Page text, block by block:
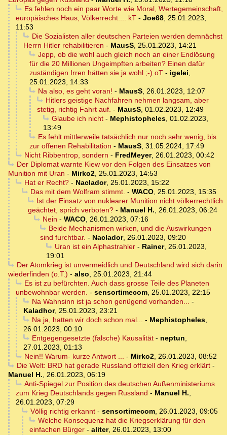
Es fehlen noch ein paar Worte wie Moral, Wertegemeinschaft,
europäisches Haus, Völkerrecht.... kT - Joe68, 25.01.2023,
11:53
Die Sozialisten aller deutschen Parteien werden demnächst
Herrn Hitler rehabilitieren - MausS, 25.01.2023, 14:21
Jepp, ob die wohl auch gleich noch an einer Endlösung
für die 20 Millionen Ungeimpften arbeiten? Einen dafür
zuständigen Irren hätten sie ja wohl ;-) oT - igelei,
25.01.2023, 14:33
Na also, es geht voran! - MausS, 26.01.2023, 12:07
Hitlers geistige Nachfahren nehmen langsam, aber
stetig, richtig Fahrt auf. - MausS, 01.02.2023, 12:49
Glaube ich nicht- Mephistopheles, 01.02.2023,
13:49
Es fehlt mittlerweile tatsächlich nur noch sehr wenig, bis
zur offenen Rehabilitation - MausS, 31.05.2024, 17:49
Nicht Ribbentrop, sondern - FredMeyer, 26.01.2023, 00:42
Der Diplomat warnte Kiew vor den Folgen des Einsatzes von
Munition mit Uran - Mirko2, 25.01.2023, 14:53
Hat er Recht?- Naclador, 25.01.2023, 15:22
Das mit dem Wolfram stimmt. - WACO, 25.01.2023, 15:35
Ist der Einsatz von nuklearer Munition nicht völkerrechtlich
geächtet, sprich verboten? - Manuel H., 26.01.2023, 06:24
Nein - WACO, 26.01.2023, 07:16
Beide Mechanismen wirken, und die Auswirkungen
sind furchtbar. - Naclador, 26.01.2023, 09:20
Uran ist ein Alphastrahler- Rainer, 26.01.2023,
19:01
Der Atomkrieg ist unvermeidlich und Deutschland wird sich darin
wiederfinden (o.T.) - also, 25.01.2023, 21:44
Es ist zu befürchten. Auch dass grosse Teile des Planeten
unbewohnbar werden. - sensortimecom, 25.01.2023, 22:15
Na Wahnsinn ist ja schon genügend vorhanden... -
Kaladhor, 25.01.2023, 23:21
Na ja, hatten wir doch schon mal... - Mephistopheles,
26.01.2023, 00:10
Entgegengesetzte (falsche) Kausalität- neptun,
27.01.2023, 01:13
Nein!! Warum- kurze Antwort ... - Mirko2, 26.01.2023, 08:52
Die Welt: BRD hat gerade Russland offiziell den Krieg erklärt-
Manuel H., 26.01.2023, 06:19
Anti-Spiegel zur Position des deutschen Außenministeriums
zum Krieg Deutschlands gegen Russland - Manuel H.,
26.01.2023, 07:29
Völlig richtig erkannt- sensortimecom, 26.01.2023, 09:05
Welche Konsequenz hat die Kriegserklärung für den
einfachen Bürger - aliter, 26.01.2023, 13:00